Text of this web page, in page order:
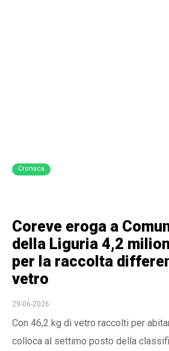
Cronaca
Coreve eroga a
della Liguria 4,2
per la raccolta
vetro
29-06-2026
Con 46,2 kg di vetro raccolti per
colloca al settimo posto della